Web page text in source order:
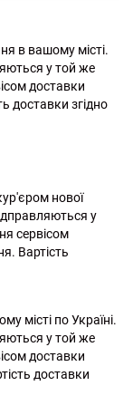
в вашому місті.
у той же
доставки
доставки згідно
нової
у
сервісом
Вартість
місті по Україні.
у той же
доставки
доставки